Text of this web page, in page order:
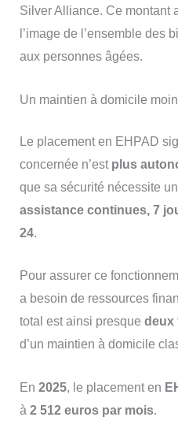
Silver Alliance. Ce montant
l’image de l’ensemble des
aux personnes âgées.
Un maintien à domicile
Le placement en EHPAD
concernée n’est plus
que sa sécurité nécessite
assistance continues, 7
24.
Pour assurer ce
a besoin de ressources
total est ainsi presque deux
d’un maintien à domicile
En 2025, le placement en
à 2 512 euros par mois.